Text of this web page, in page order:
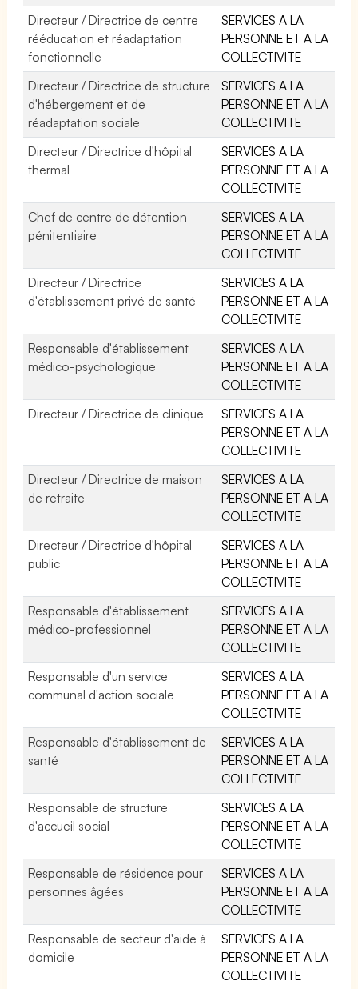
Directeur / Directrice de centre
rééducation et réadaptation
fonctionnelle
SERVICES A LA
PERSONNE ET A LA
COLLECTIVITE
Directeur / Directrice de structure
d'hébergement et de
réadaptation sociale
SERVICES A LA
PERSONNE ET A LA
COLLECTIVITE
Directeur / Directrice d'hôpital
thermal
SERVICES A LA
PERSONNE ET A LA
COLLECTIVITE
Chef de centre de détention
pénitentiaire
SERVICES A LA
PERSONNE ET A LA
COLLECTIVITE
Directeur / Directrice
d'établissement privé de santé
SERVICES A LA
PERSONNE ET A LA
COLLECTIVITE
Responsable d'établissement
médico-psychologique
SERVICES A LA
PERSONNE ET A LA
COLLECTIVITE
Directeur / Directrice de clinique
SERVICES A LA
PERSONNE ET A LA
COLLECTIVITE
Directeur / Directrice de maison
de retraite
SERVICES A LA
PERSONNE ET A LA
COLLECTIVITE
Directeur / Directrice d'hôpital
public
SERVICES A LA
PERSONNE ET A LA
COLLECTIVITE
Responsable d'établissement
médico-professionnel
SERVICES A LA
PERSONNE ET A LA
COLLECTIVITE
Responsable d'un service
communal d'action sociale
SERVICES A LA
PERSONNE ET A LA
COLLECTIVITE
Responsable d'établissement de
santé
SERVICES A LA
PERSONNE ET A LA
COLLECTIVITE
Responsable de structure
d'accueil social
SERVICES A LA
PERSONNE ET A LA
COLLECTIVITE
Responsable de résidence pour
personnes âgées
SERVICES A LA
PERSONNE ET A LA
COLLECTIVITE
Responsable de secteur d'aide à
domicile
SERVICES A LA
PERSONNE ET A LA
COLLECTIVITE